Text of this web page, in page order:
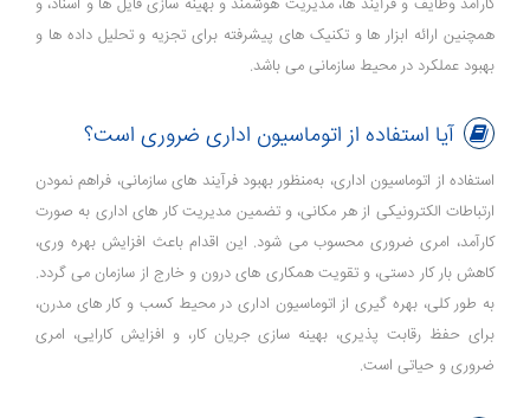
کارآمد وظایف و فرآیند ها، مدیریت هوشمند و بهینه سازی فایل ‌ها و اسناد، و
همچنین ارائه ابزار ها و تکنیک ‌های پیشرفته برای تجزیه و تحلیل داده‌ ها و
بهبود عملکرد در محیط سازمانی می ‌باشد.
آیا استفاده از اتوماسیون اداری ضروری است؟
استفاده از اتوماسیون اداری، به‌منظور بهبود فرآیند های سازمانی، فراهم ‌نمودن
ارتباطات الکترونیکی از هر مکانی، و تضمین مدیریت کار های اداری به ‌صورت
کارآمد، امری ضروری محسوب می ‌شود. این اقدام باعث افزایش بهره‌ وری،
کاهش بار کار دستی، و تقویت همکاری ‌های درون و خارج از سازمان می ‌گردد.
به طور کلی، بهره‌ گیری از اتوماسیون اداری در محیط کسب و کار های مدرن،
برای حفظ رقابت ‌پذیری، بهینه‌ سازی جریان کار، و افزایش کارایی، امری
ضروری و حیاتی است.